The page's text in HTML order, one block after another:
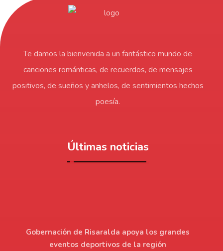
Te damos la bienvenida a un fantástico mundo de
canciones románticas, de recuerdos, de mensajes
positivos, de sueños y anhelos, de sentimientos hechos
poesía.
Últimas noticias
Gobernación de Risaralda apoya los grandes
eventos deportivos de la región